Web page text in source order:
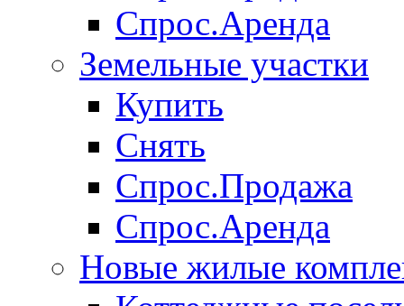
Спрос.Аренда
Земельные участки
Купить
Снять
Спрос.Продажа
Спрос.Аренда
Новые жилые